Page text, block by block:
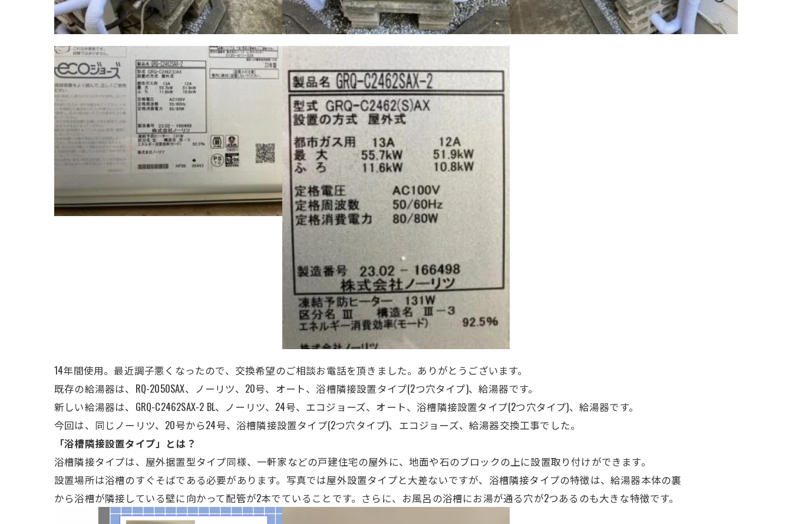
14年間使用。最近調子悪くなったので、交換希望のご相談お電話を頂きました。ありがとうございます。
既存の給湯器は、RQ-2050SAX、ノーリツ、 20号、オート、浴槽隣接設置タイプ(2つ穴タイプ)、給湯器です。
新しい給湯器は、GRQ-C2462SAX-2 BL、ノーリツ、24号、エコジョーズ、オート、浴槽隣接設置タイプ(2つ穴タイプ)、給湯器です。
今回は、同じノーリツ、20号から24号、浴槽隣接設置タイプ(2つ穴タイプ)、 エコジョーズ、給湯器交換工事でした。
「浴槽隣接設置タイプ」とは？
浴槽隣接タイプは、屋外据置型タイプ同様、一軒家などの戸建住宅の屋外に、地面や石のブロックの上に設置取り付けができます。
設置場所は浴槽のすぐそばである必要があります。写真では屋外設置タイプと大差ないですが、浴槽隣接タイプの特徴は、給湯器本体の裏
から浴槽が隣接している壁に向かって配管が2本でていることです。さらに、お風呂の浴槽にお湯が通る穴が2つあるのも大きな特徴です。